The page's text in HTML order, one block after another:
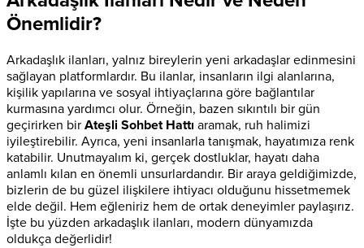
Önemlidir?
Arkadaşlık ilanları, yalnız bireylerin yeni arkadaşlar edinmesini
sağlayan platformlardır. Bu ilanlar, insanların ilgi alanlarına,
kişilik yapılarına ve sosyal ihtiyaçlarına göre bağlantılar
kurmasına yardımcı olur. Örneğin, bazen sıkıntılı bir gün
geçirirken bir Ateşli Sohbet Hattı aramak, ruh halimizi
iyileştirebilir. Ayrıca, yeni insanlarla tanışmak, hayatımıza renk
katabilir. Unutmayalım ki, gerçek dostluklar, hayatı daha
anlamlı kılan en önemli unsurlardandır. Bir araya geldiğimizde,
bizlerin de bu güzel ilişkilere ihtiyacı olduğunu hissetmemek
elde değil. Hem eğleniriz hem de ortak deneyimler paylaşırız.
İşte bu yüzden arkadaşlık ilanları, modern dünyamızda
oldukça değerlidir!